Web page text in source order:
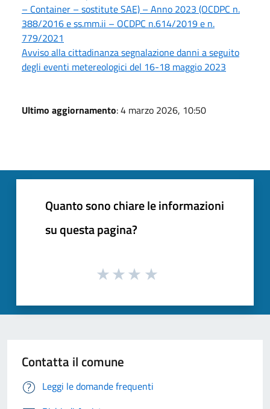
– Container – sostitute SAE) – Anno 2023 (OCDPC n.
388/2016 e ss.mm.ii – OCDPC n.614/2019 e n.
779/2021
Avviso alla cittadinanza segnalazione danni a seguito
degli eventi metereologici del 16-18 maggio 2023
Ultimo aggiornamento: 4 marzo 2026, 10:50
Quanto sono chiare le informazioni
su questa pagina?
Contatta il comune
Leggi le domande frequenti